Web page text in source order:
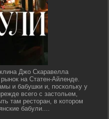
Джо Скаравелла
на Статен-Айленде.
и бабушки и, поскольку у
всего с застольем,
там ресторан, в котором
бабули....